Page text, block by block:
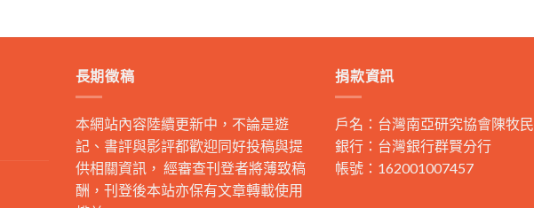
長期徵稿
本網站內容陸續更新中，不論是遊
記、書評與影評都歡迎同好投稿與提
供相關資訊， 經審查刊登者將薄致稿
酬，刊登後本站亦保有文章轉載使用
捐款資訊
戶名：台灣南亞研究協會陳牧民
銀行：台灣銀行群賢分行
帳號：162001007457